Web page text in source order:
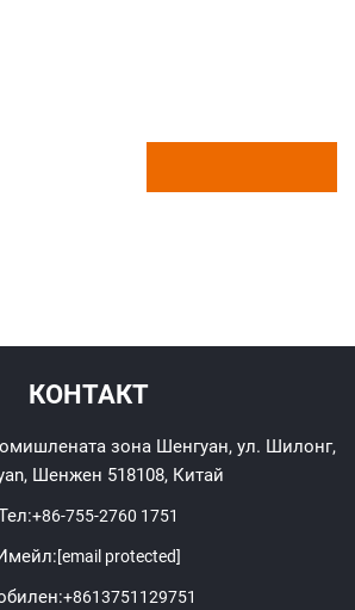
КОНТАКТ
зона Шенгуан, ул. Шилонг,
Шенжен 518108, Китай
+86-755-2760 1751
[email protected]
+8613751129751